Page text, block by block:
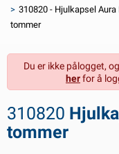
Aspöck
Radex
for tilhengere
og 24V tilbehør
og topptrekk
til gass
tilbehør
og
Français
Suomalainen
310820 - Hjulkapsel Aura
tommer
Du er ikke pålogget,
herfor å
310820
tommer